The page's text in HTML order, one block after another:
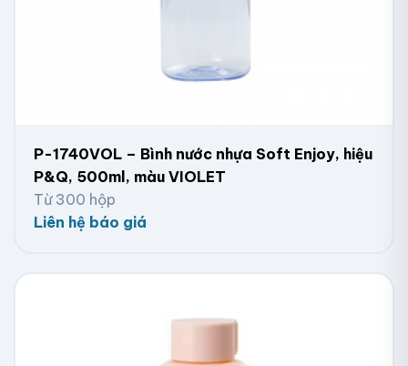
P-1740VOL – Bình nước nhựa Soft Enjoy, hiệu
P&Q, 500ml, màu VIOLET
Từ 300 hộp
Liên hệ báo giá